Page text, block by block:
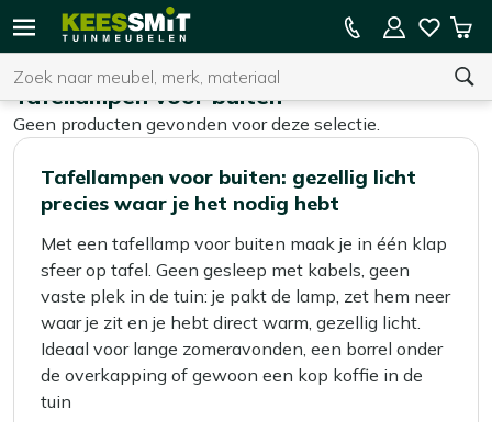
Kees
Tuinmeubelen
Zoeken
15% kassakorting op de hele collectie
Tafellampen voor buiten
Geen producten gevonden voor deze selectie.
Tafellampen voor buiten: gezellig licht
precies waar je het nodig hebt
Met een tafellamp voor buiten maak je in één klap
sfeer op tafel. Geen gesleep met kabels, geen
vaste plek in de tuin: je pakt de lamp, zet hem neer
waar je zit en je hebt direct warm, gezellig licht.
Ideaal voor lange zomeravonden, een borrel onder
de overkapping of gewoon een kop koffie in de
tuin